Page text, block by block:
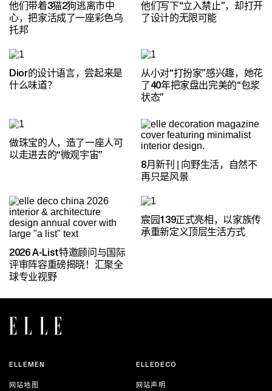
他们带着3猫2狗逃离市中
心，把家活成了一座彩色乌
托邦
他们写下“立入禁止”，却打开
了设计的无限可能
Dior的设计语言，尝起来是
什么味道？
从小对“打扮家”感兴趣，她花
了40年把家盘出完美的“包浆
状态”
做珠宝的人，造了一座人可
以走进去的“微观宇宙”
8月新刊 | 向野生活，自然不
再只是风景
2026 A-List特邀顾问与国际
评审阵容重磅揭晓！汇聚全
球专业视野
宸园139正式亮相，以家族传
承重新定义顶层生活方式
ELLEMEN ELLEDECO
网站地图 网站声明